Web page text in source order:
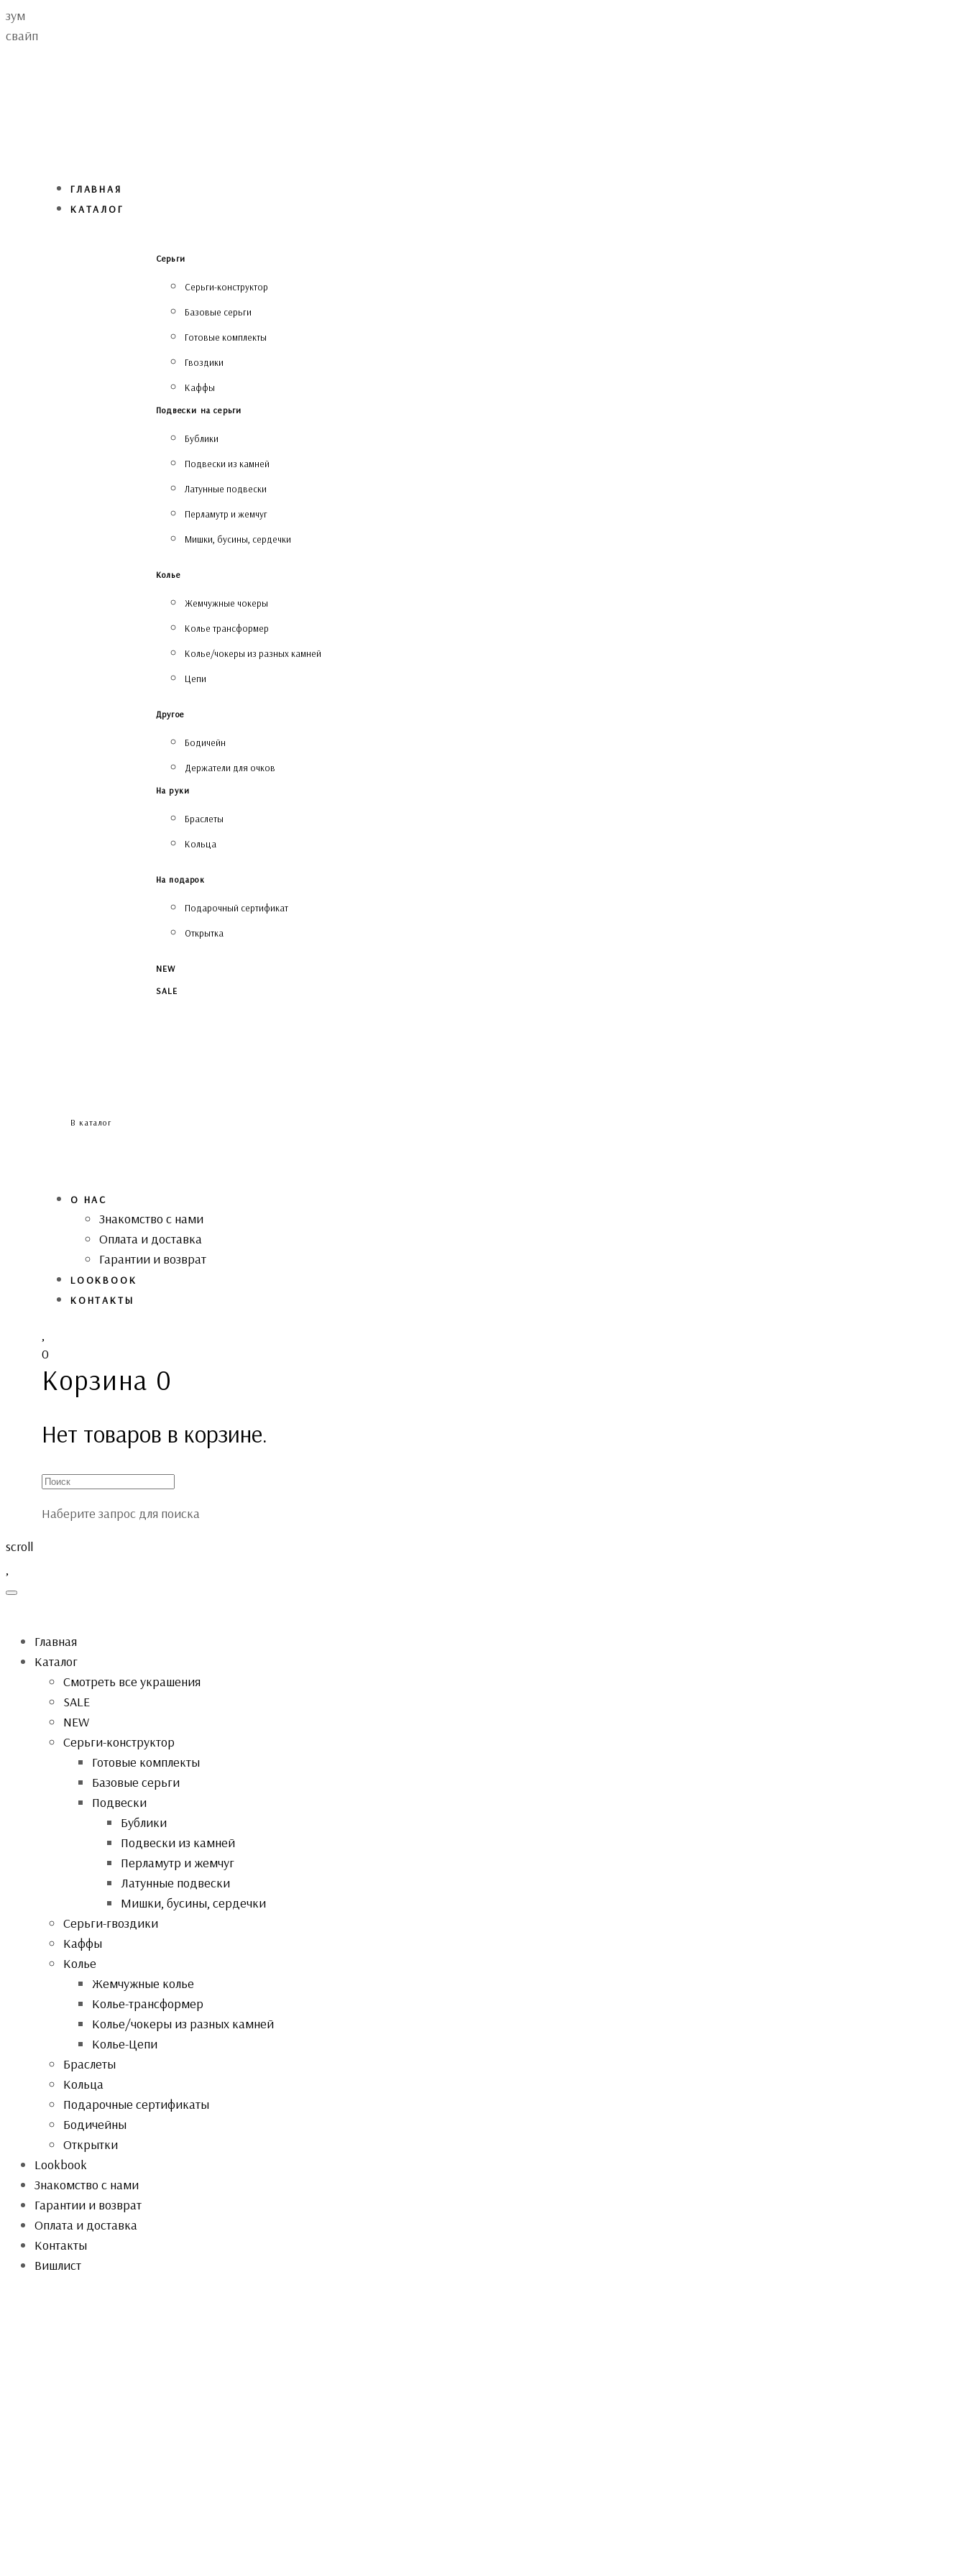
Skip
links
Skip
to
зум
свайп
ГЛАВНАЯ
КАТАЛОГ
Серьги
Серьги-конструктор
Базовые серьги
Готовые комплекты
Гвоздики
Каффы
Подвески на серьги
Бублики
Подвески из камней
Латунные подвески
Перламутр и жемчуг
Мишки, бусины, сердечки
Колье
Жемчужные чокеры
Колье трансформер
Колье/чокеры из разных камней
Цепи
Другое
Бодичейн
Держатели для очков
На руки
Браслеты
Кольца
На подарок
Подарочный сертификат
Открытка
NEW
SALE
В каталог
О НАС
Знакомство с нами
Оплата и доставка
Гарантии и возврат
LOOKBOOK
КОНТАКТЫ
0
Корзина 0
Нет товаров в корзине.
Наберите запрос для поиска
scroll
Toggle
Главная
Каталог
Смотреть все украшения
SALE
NEW
Серьги-конструктор
Готовые комплекты
Базовые серьги
Подвески
Бублики
Подвески из камней
Перламутр и жемчуг
Латунные подвески
Мишки, бусины, сердечки
Серьги-гвоздики
Каффы
Колье
Жемчужные колье
Колье-трансформер
Колье/чокеры из разных камней
Колье-Цепи
Браслеты
Кольца
Подарочные сертификаты
Бодичейны
Открытки
Lookbook
Знакомство с нами
Гарантии и возврат
Оплата и доставка
Контакты
Вишлист